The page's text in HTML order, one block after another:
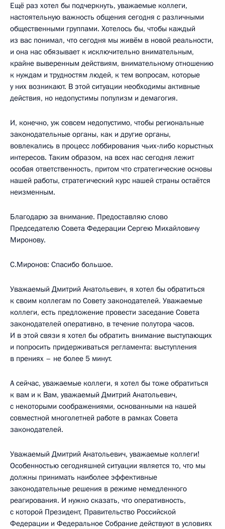
Ещё раз хотел бы подчеркнуть, уважаемые коллеги,
настоятельную важность общения сегодня с различными
общественными группами. Хотелось бы, чтобы каждый
из вас понимал, что сегодня мы живём в новой реальности,
и она нас обязывает к исключительно внимательным,
крайне выверенным действиям, внимательному отношению
к нуждам и трудностям людей, к тем вопросам, которые
у них возникают. В этой ситуации необходимы активные
действия, но недопустимы популизм и демагогия.
И, конечно, уж совсем недопустимо, чтобы региональные
законодательные органы, как и другие органы,
вовлекались в процесс лоббирования чьих‑либо корыстных
интересов. Таким образом, на всех нас сегодня лежит
особая ответственность, притом что стратегические основы
нашей работы, стратегический курс нашей страны остаётся
неизменным.
Благодарю за внимание. Предоставляю слово
Председателю Совета Федерации Сергею Михайловичу
Миронову.
С.Миронов: Спасибо большое.
Уважаемый Дмитрий Анатольевич, я хотел бы обратиться
к своим коллегам по Совету законодателей. Уважаемые
коллеги, есть предложение провести заседание Совета
законодателей оперативно, в течение полутора часов.
И в этой связи я хотел бы обратить внимание выступающих
и попросить придерживаться регламента: выступления
в прениях – не более 5 минут.
А сейчас, уважаемые коллеги, я хотел бы тоже обратиться
к вам и к Вам, уважаемый Дмитрий Анатольевич,
с некоторыми соображениями, основанными на нашей
совместной многолетней работе в рамках Совета
законодателей.
Уважаемый Дмитрий Анатольевич, уважаемые коллеги!
Особенностью сегодняшней ситуации является то, что мы
должны принимать наиболее эффективные
законодательные решения в режиме немедленного
реагирования. И нужно сказать, что оперативность,
с которой Президент, Правительство Российской
Федерации и Федеральное Собрание действуют в условиях